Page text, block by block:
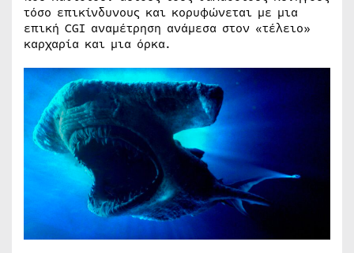
τόσο επικίνδυνους και κορυφώνεται με μια
επική CGI αναμέτρηση ανάμεσα στον «τέλειο»
καρχαρία και μια όρκα.